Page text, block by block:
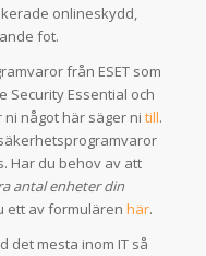
onlineskydd,
fot.
från ESET som
Security Essential och
ni något här säger ni till.
Har du behov av att
antal enheter din
ett av formulären här.
det mesta inom IT så